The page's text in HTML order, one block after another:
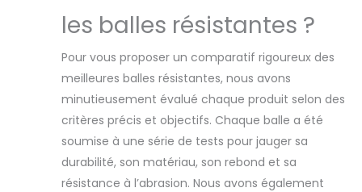
les balles résistantes ?
Pour vous proposer un comparatif rigoureux des
meilleures balles résistantes, nous avons
minutieusement évalué chaque produit selon des
critères précis et objectifs. Chaque balle a été
soumise à une série de tests pour jauger sa
durabilité, son matériau, son rebond et sa
résistance à l’abrasion. Nous avons également